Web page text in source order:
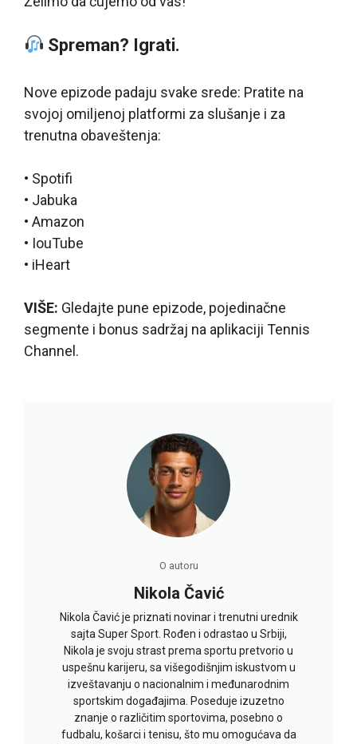
Spreman? Igrati.
Nove epizode padaju svake srede: Pratite na
svojoj omiljenoj platformi za slušanje i za
trenutna obaveštenja:
• Spotifi
• Jabuka
• Amazon
• IouTube
• iHeart
VIŠE: Gledajte pune epizode, pojedinačne
segmente i bonus sadržaj na aplikaciji Tennis
Channel.
O autoru
Nikola Čavić
Nikola Čavić je priznati novinar i trenutni urednik
sajta Super Sport. Rođen i odrastao u Srbiji,
Nikola je svoju strast prema sportu pretvorio u
uspešnu karijeru, sa višegodišnjim iskustvom u
izveštavanju o nacionalnim i međunarodnim
sportskim događajima. Poseduje izuzetno
znanje o različitim sportovima, posebno o
fudbalu, košarci i tenisu, što mu omogućava da